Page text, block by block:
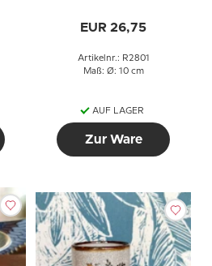
EUR 26,75
Artikelnr.: R2801
Maß: Ø: 10 cm
AUF LAGER
Zur Ware